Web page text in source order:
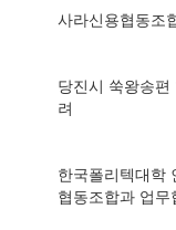
사라신용협동조
당진시 쑥왕송
려
한국폴리텍대학
협동조합과 업무